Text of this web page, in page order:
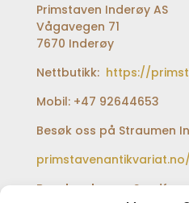
Primstaven Inderøy AS
Vågavegen 71
7670 Inderøy
Nettbutikk: https://
Mobil: +47 92644653
Besøk oss på Straumen
primstavenantikvariat.no/
Besøksadresse: